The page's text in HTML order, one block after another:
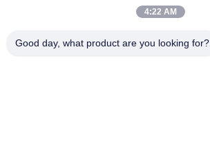
4:22 AM
Good day, what product are you looking for?